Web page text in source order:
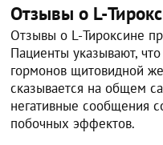
Отзывы о L-
Отзывы о L-Тироксине
Пациенты указывают,
гормонов щитовидной
сказывается на общем
негативные сообщения
побочных эффектов.